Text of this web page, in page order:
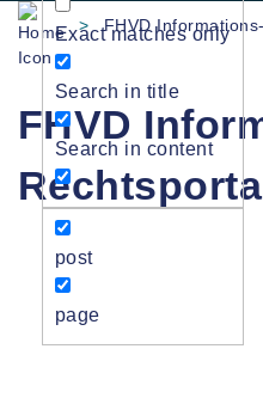
Exact matches only
Search in title
Search in content
post
page
> FHVD
FHVD